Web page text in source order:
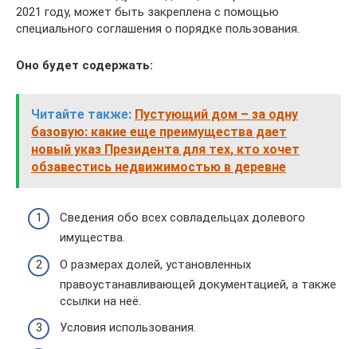
2021 году, может быть закреплена с помощью
специального соглашения о порядке пользования.
Оно будет содержать:
Читайте также: Пустующий дом – за одну
базовую: какие еще преимущества дает
новый указ Президента для тех, кто хочет
обзавестись недвижимостью в деревне
Сведения обо всех совладельцах долевого
имущества.
О размерах долей, установленных
правоустанавливающей документацией, а также
ссылки на неё.
Условия использования.